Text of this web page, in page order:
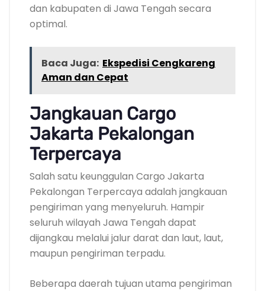
dan kabupaten di Jawa Tengah secara
optimal.
Baca Juga: Ekspedisi Cengkareng
Aman dan Cepat
Jangkauan Cargo
Jakarta Pekalongan
Terpercaya
Salah satu keunggulan Cargo Jakarta
Pekalongan Terpercaya adalah jangkauan
pengiriman yang menyeluruh. Hampir
seluruh wilayah Jawa Tengah dapat
dijangkau melalui jalur darat dan laut, laut,
maupun pengiriman terpadu.
Beberapa daerah tujuan utama pengiriman